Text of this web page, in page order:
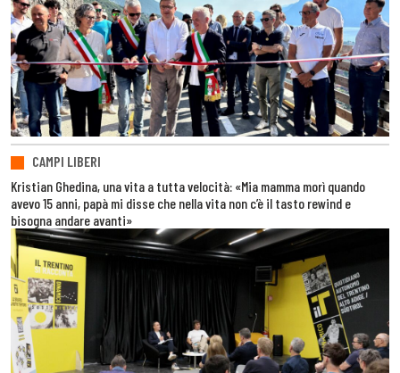
CAMPI LIBERI
Kristian Ghedina, una vita a tutta velocità: «Mia mamma morì quando
avevo 15 anni, papà mi disse che nella vita non c’è il tasto rewind e
bisogna andare avanti»